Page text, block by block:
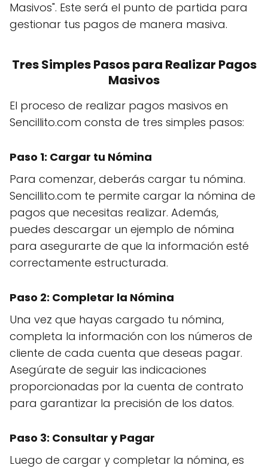
Masivos". Este será el punto de partida para
gestionar tus pagos de manera masiva.
Tres Simples Pasos para Realizar Pagos
Masivos
El proceso de realizar pagos masivos en
Sencillito.com consta de tres simples pasos:
Paso 1: Cargar tu Nómina
Para comenzar, deberás cargar tu nómina.
Sencillito.com te permite cargar la nómina de
pagos que necesitas realizar. Además,
puedes descargar un ejemplo de nómina
para asegurarte de que la información esté
correctamente estructurada.
Paso 2: Completar la Nómina
Una vez que hayas cargado tu nómina,
completa la información con los números de
cliente de cada cuenta que deseas pagar.
Asegúrate de seguir las indicaciones
proporcionadas por la cuenta de contrato
para garantizar la precisión de los datos.
Paso 3: Consultar y Pagar
Luego de cargar y completar la nómina, es